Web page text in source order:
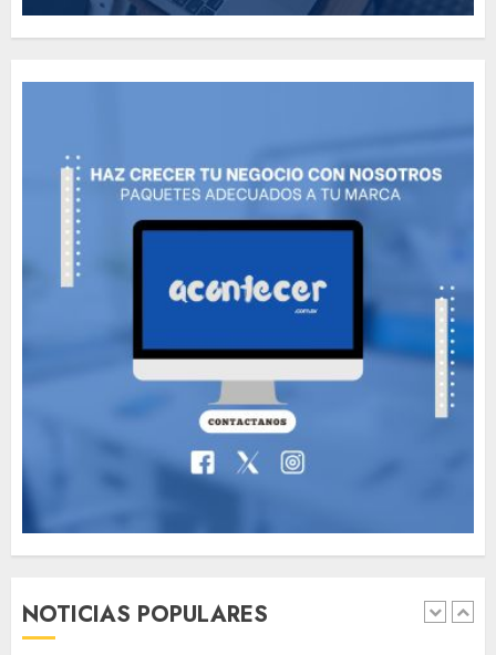
NOTICIAS POPULARES
How Many of These Italian
MAYO 14, 2024 811
Need to Know About the
Classic Cars in a Retro
Movie?
The full story of
Thailand’s extraordinary
cave rescue
MAYO 14, 2024
1
Jorge Messi, el hombre
que acompañó a Lionel
AGOSTO 8, 2026